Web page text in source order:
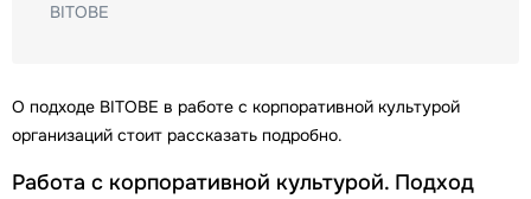
BITOBE
О подходе BITOBE в работе с корпоративной культурой
организаций стоит рассказать подробно.
Работа с корпоративной культурой. Подход